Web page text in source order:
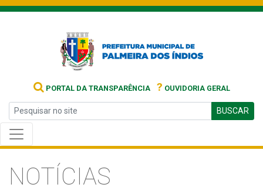
PORTAL DA TRANSPARÊNCIA ? OUVIDORIA GERAL
BUSCAR
NOTÍCIAS